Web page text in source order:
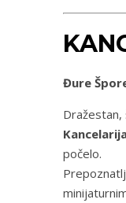
Đure
Dražestan,
počelo.